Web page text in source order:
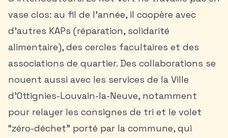
vase clos: au fil de l’année, il coopère avec
d’autres KAPs (réparation, solidarité
alimentaire), des cercles facultaires et des
associations de quartier. Des collaborations se
nouent aussi avec les services de la Ville
d’Ottignies-Louvain-la-Neuve, notamment
pour relayer les consignes de tri et le volet
“zéro-déchet” porté par la commune, qui